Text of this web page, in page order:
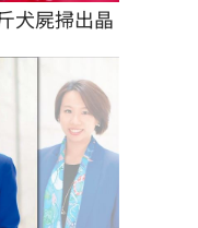
犬屍掃出晶